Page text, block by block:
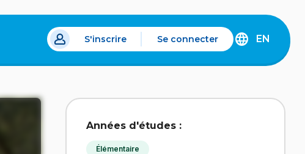
dans un nouvel onglet.
S'inscrire Se connecter
DISCOVER
EN
Années d'études :
Élémentaire